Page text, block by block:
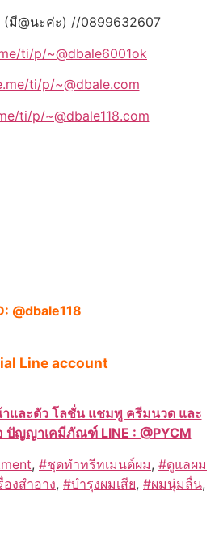
(มี@นะค่ะ) //0899632607
ti/p/~@dbale6001ok
ti/p/~@dbale.com
ti/p/~@dbale118.com
@dbale118
Line account
และตัว โลชั่น แชมพู ครีมนวด และ
ปัญญาเคมีภัณฑ์ LINE : @PYCM
, #ชุดทำทรีทเมนต์ผม, #ดูแลผม
งสำอาง, #บำรุงผมเสีย, #ผมนุ่มลื่น,